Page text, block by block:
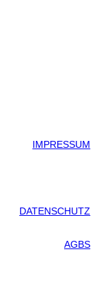
IMPRESSUM
DATENSCHUTZ
AGBS